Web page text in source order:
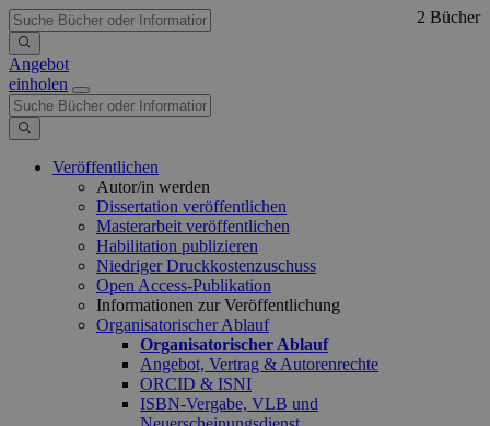
Angebot
einholen
Veröffentlichen
Autor/in werden
Dissertation veröffentlichen
Masterarbeit veröffentlichen
Habilitation publizieren
Niedriger Druckkostenzuschuss
Open Access-Publikation
Informationen zur Veröffentlichung
Organisatorischer Ablauf
Organisatorischer Ablauf
Angebot, Vertrag & Autorenrechte
ORCID & ISNI
ISBN-Vergabe, VLB und
2 Bücher